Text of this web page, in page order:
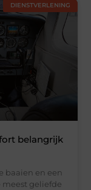
DIENSTVERLENING
belangrijk
baaien en een
meest geliefde